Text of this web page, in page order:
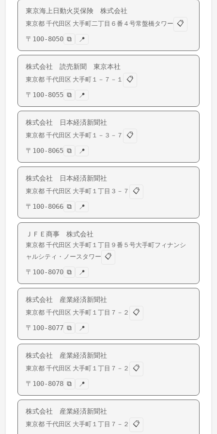
東京海上日動火災保険 株式会社
東京都 千代田区 大手町二丁目６番４号常盤橋タワー 📋
〒 100-8050 ⧉ 📍
株式会社 読売新聞 東京本社
東京都 千代田区 大手町 １－７－１
📋
〒 100-8055 ⧉ 📍
株式会社 日本経済新聞社
東京都 千代田区 大手町 １－３－７
📋
〒 100-8065 ⧉ 📍
株式会社 日本経済新聞社
東京都 千代田区 大手町 １丁目３－７
📋
〒 100-8066 ⧉ 📍
ＪＦＥ商事 株式会社
東京都 千代田区 大手町 １丁目９番５号大手町フィナンシ
ャルシティ・ノースタワー 📋
〒 100-8070 ⧉ 📍
株式会社 産業経済新聞社
東京都 千代田区 大手町 １丁目７－２
📋
〒 100-8077 ⧉ 📍
株式会社 産業経済新聞社
東京都 千代田区 大手町 １丁目７－２
📋
〒 100-8078 ⧉ 📍
株式会社 産業経済新聞社
東京都 千代田区 大手町 １丁目７－２ 📋